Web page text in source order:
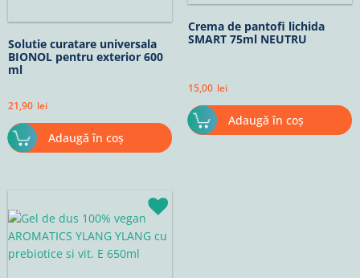
Solutie curatare universala
BIONOL pentru exterior 600
ml
21,90 lei
Adaugă în coș
Crema de pantofi lichida
SMART 75ml NEUTRU
15,00 lei
Adaugă în coș
a
fost:
17,90lei.
este:
15,22lei.